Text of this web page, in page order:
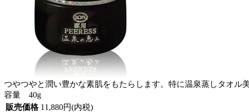
つやつやと潤い豊かな素肌をもたらします。特に温泉蒸しタオル
容量 40g
販売価格 11,880円(内税)